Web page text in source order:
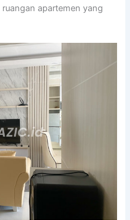
apartemen yang